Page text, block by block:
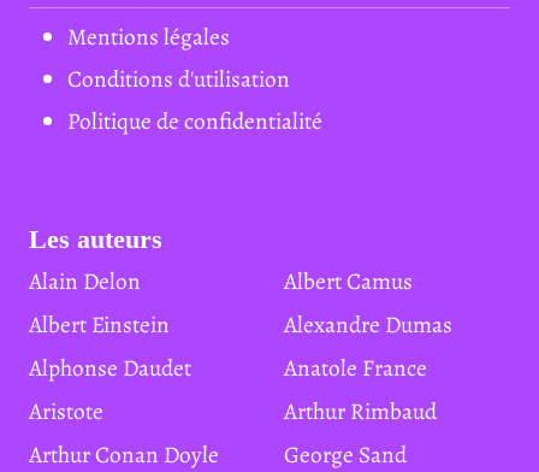
Mentions légales
Conditions d'utilisation
Politique de confidentialité
Les auteurs
Alain Delon
Albert Camus
Albert Einstein
Alexandre Dumas
Alphonse Daudet
Anatole France
Aristote
Arthur Rimbaud
Arthur Conan Doyle
George Sand